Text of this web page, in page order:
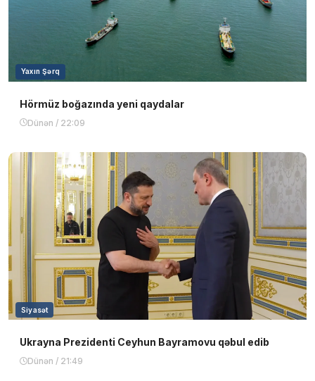
Yaxın Şərq
Hörmüz boğazında yeni qaydalar
Dünən / 22:09
Siyasət
Ukrayna Prezidenti Ceyhun Bayramovu qəbul edib
Dünən / 21:49